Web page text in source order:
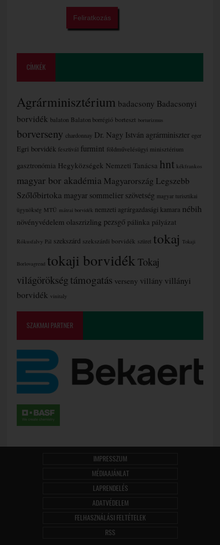
CÍMKÉK
Agrárminisztérium badacsony Badacsonyi
borvidék balaton Balaton borrégió borteszt borturizmus
borverseny chardonnay Dr. Nagy István agrárminiszter eger
Egri borvidék fesztivál furmint földművelésügyi minisztérium
gasztronómia Hegyközségek Nemzeti Tanácsa hnt kékfrankos
magyar bor akadémia Magyarország Legszebb
Szőlőbirtoka magyar sommelier szövetség magyar turisztikai
ügynökség MTÜ mátrai borvidék nemzeti agrárgazdasági kamara nébih
növényvédelem olaszrizling pezsgő pálinka pályázat
Rókusfalvy Pál szekszárd szekszárdi borvidék szüret tokaj Tokaji
Borlovagrend tokaji borvidékTokaj
világörökségtámogatás verseny villány villányi
borvidék vinitaly
SZAKMAI PARTNER
IMPRESSZUM
MÉDIAAJÁNLAT
LAPRENDELÉS
ADATVÉDELEM
FELHASZNÁLÁSI FELTÉTELEK
RSS